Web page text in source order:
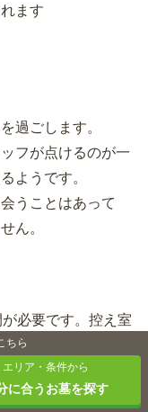
ます
過ごします。
フが点けるのが一
ようです。
うことはあって
ん。
必要です。控え室
ちら
エリア・条件から
に合うお墓を探す